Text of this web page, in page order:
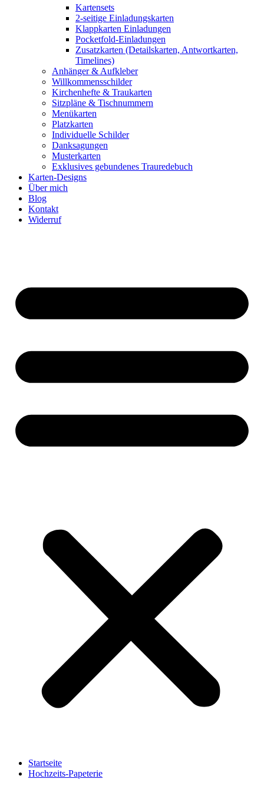
Kartensets
2-seitige Einladungskarten
Klappkarten Einladungen
Pocketfold-Einladungen
Zusatzkarten (Detailskarten, Antwortkarten,
Timelines)
Anhänger & Aufkleber
Willkommensschilder
Kirchenhefte & Traukarten
Sitzpläne & Tischnummern
Menükarten
Platzkarten
Individuelle Schilder
Danksagungen
Musterkarten
Exklusives gebundenes Trauredebuch
Karten-Designs
Über mich
Blog
Kontakt
Widerruf
Startseite
Hochzeits-Papeterie